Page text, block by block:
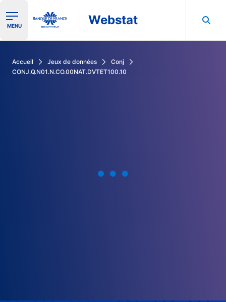
Ouvrir le menu de navigation
MENU Webstat
Accueil Jeux de données
Conj
CONJ.Q.N01.N.CO.00NAT.DVTET100.10